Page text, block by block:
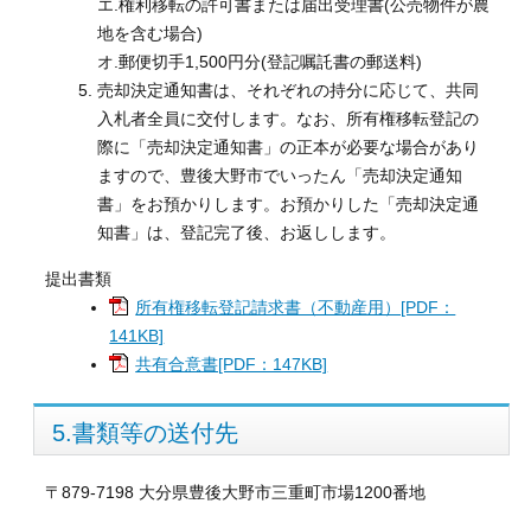
エ.権利移転の許可書または届出受理書(公売物件が農
地を含む場合)
オ.郵便切手1,500円分(登記嘱託書の郵送料)
売却決定通知書は、それぞれの持分に応じて、共同
入札者全員に交付します。なお、所有権移転登記の
際に「売却決定通知書」の正本が必要な場合があり
ますので、豊後大野市でいったん「売却決定通知
書」をお預かりします。お預かりした「売却決定通
知書」は、登記完了後、お返しします。
提出書類
所有権移転登記請求書（不動産用）[PDF：
141KB]
共有合意書[PDF：147KB]
5.書類等の送付先
〒879-7198 大分県豊後大野市三重町市場1200番地